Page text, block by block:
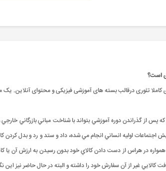
است؟
تئوری درقالب بسته های آموزشی فیزیکی و محتوای آنلاین. یک
از گذراندن دوره آموزشي بتواند با شناخت مباني بازرگاني خارجي
اجتماعات اوليه انساني انجام مي شده، داد و ستد و رد و بدل کردن
در هراس از دست دادن کالاي خود بدون رسيدن به ارزش آن يا
کالايي غير از آن سفارش خود را داشته و البته در حال حاضر